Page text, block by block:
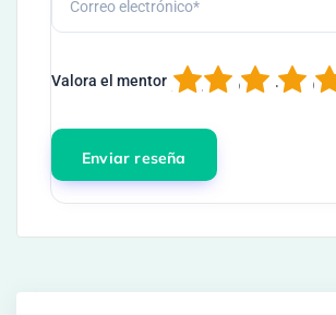
Valora el mentor 5
4
3
2
1